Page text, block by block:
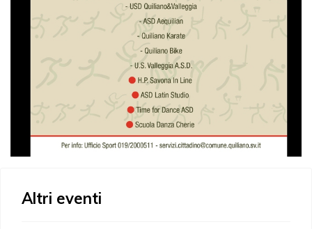
Altri eventi